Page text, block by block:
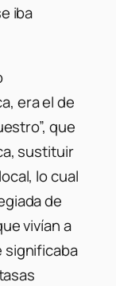
iba
era el de
que
sustituir
lo cual
de
vivían a
significaba